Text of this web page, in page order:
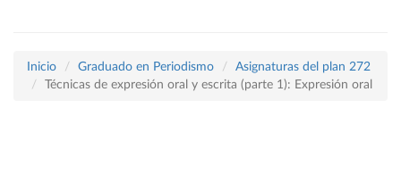
Inicio Graduado en Periodismo
Asignaturas del plan 272
Técnicas de expresión oral y escrita (parte 1): Expresión oral